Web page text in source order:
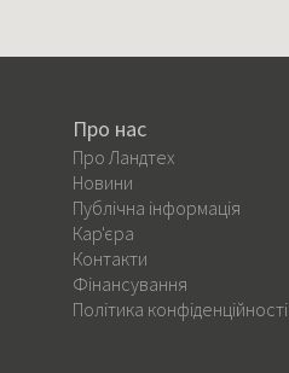
Про нас
Про Ландтех
Новини
Публічна інформація
Кар'єра
Контакти
Фінансування
Політика конфіденційності